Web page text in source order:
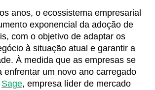
anos, o ecossistema empresarial
exponencial da adoção de
com o objetivo de adaptar os
à situação atual e garantir a
À medida que as empresas se
enfrentar um novo ano carregado
Sage, empresa líder de mercado